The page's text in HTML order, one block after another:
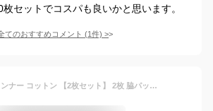
セットでコスパも良いかと思います。
てのおすすめコメント (1件) >
セット 脇汗インナー コットン 【2枚セット】 2枚 脇パット 汗取りパッド 速乾 【2枚セット】 レディース 脇汗対策 脇汗シート 汗取りシート 脇汗パッド ワキ汗 制汗 インナー 暑さ対策 脇 汗 夏 猛暑 パッド